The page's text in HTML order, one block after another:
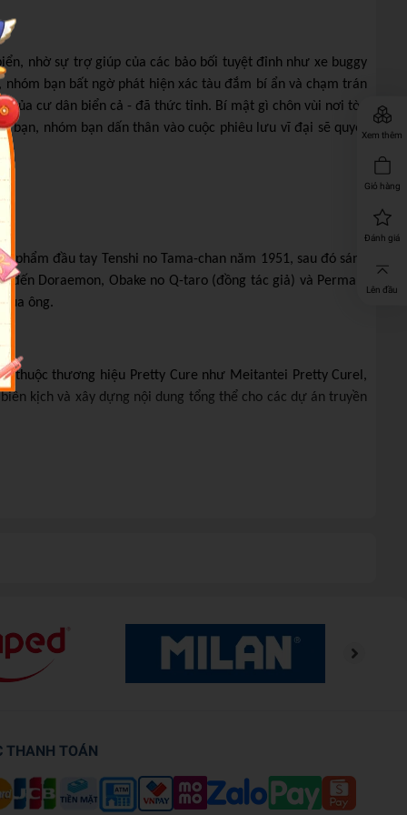
Xem thêm
Giỏ hàng
Đánh giá
Lên đầu
nhờ sự trợ giúp của các bảo bối tuyệt đỉnh như xe buggy
bạn bất ngờ phát hiện xác tàu đắm bí ẩn và chạm trán
cư dân biển cả - đã thức tỉnh. Bí mật gì chôn vùi nơi tòa
nhóm bạn dấn thân vào cuộc phiêu lưu vĩ đại sẽ quyết
đầu tay Tenshi no Tama-chan năm 1951, sau đó sáng
Doraemon, Obake no Q-taro (đồng tác giả) và Perman.
ông.
thuộc thương hiệu Pretty Cure như Meitantei Pretty Curel,
kịch và xây dựng nội dung tổng thể cho các dự án truyền
THANH TOÁN